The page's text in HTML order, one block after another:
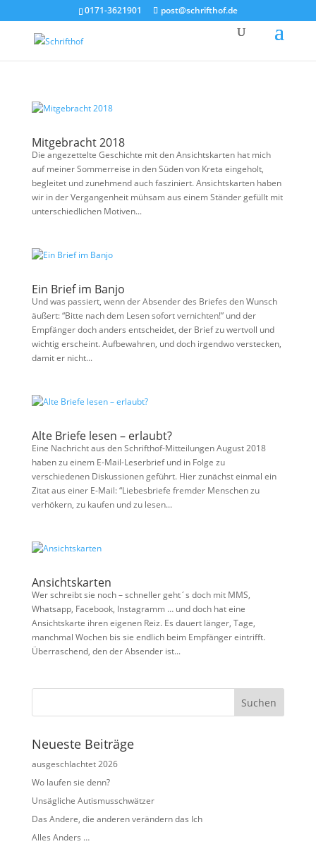
0171-3621901 post@schrifthof.de
Mitgebracht 2018
Die angezettelte Geschichte mit den Ansichtskarten hat mich
auf meiner Sommerreise in den Süden von Kreta eingeholt,
begleitet und zunehmend auch fasziniert. Ansichtskarten haben
wir in der Vergangenheit mühsam aus einem Ständer gefüllt mit
unterschiedlichen Motiven...
Ein Brief im Banjo
Und was passiert, wenn der Absender des Briefes den Wunsch
äußert: “Bitte nach dem Lesen sofort vernichten!” und der
Empfänger doch anders entscheidet, der Brief zu wertvoll und
wichtig erscheint. Aufbewahren, und doch irgendwo verstecken,
damit er nicht...
Alte Briefe lesen – erlaubt?
Eine Nachricht aus den Schrifthof-Mitteilungen August 2018
haben zu einem E-Mail-Leserbrief und in Folge zu
verschiedenen Diskussionen geführt. Hier zunächst einmal ein
Zitat aus einer E-Mail: “Liebesbriefe fremder Menschen zu
verhökern, zu kaufen und zu lesen...
Ansichtskarten
Wer schreibt sie noch – schneller geht´s doch mit MMS,
Whatsapp, Facebook, Instagramm … und doch hat eine
Ansichtskarte ihren eigenen Reiz. Es dauert länger, Tage,
manchmal Wochen bis sie endlich beim Empfänger eintrifft.
Überraschend, den der Absender ist...
Neueste Beiträge
ausgeschlachtet 2026
Wo laufen sie denn?
Unsägliche Autismusschwätzer
Das Andere, die anderen verändern das Ich
Alles Anders …